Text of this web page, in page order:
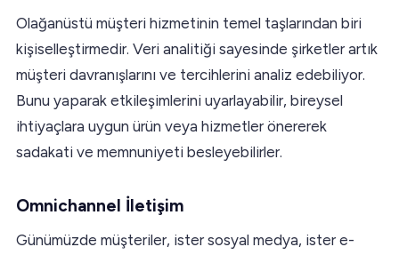
Olağanüstü müşteri hizmetinin temel taşlarından biri
kişiselleştirmedir. Veri analitiği sayesinde şirketler artık
müşteri davranışlarını ve tercihlerini analiz edebiliyor.
Bunu yaparak etkileşimlerini uyarlayabilir, bireysel
ihtiyaçlara uygun ürün veya hizmetler önererek
sadakati ve memnuniyeti besleyebilirler.
Omnichannel İletişim
Günümüzde müşteriler, ister sosyal medya, ister e-